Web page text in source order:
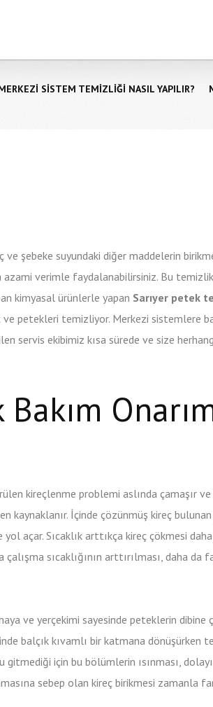
SISTEM TEMIZLIĞI NASIL YAPILIR?
şebeke suyundaki diğer maddelerin
azami verimle faydalanabilirsiniz. Bu
kimyasal ürünlerle yapan Sarıyer petek
petekleri temizliyor. Merkezi sistemlere
servis ekibimiz kısa sürede ve size
kireçlenme problemi aslında çamaşır ve
kaynaklanır. İçinde çözünmüş kireç
açar. Sıcaklık arttıkça kireç çökmesi daha
sıcaklığının arttırılması, daha da
ve yerçekimi sayesinde peteklerin dibine
balçık kıvamlı bir katmana dönüşürken
için bu bölümlerin ısınması,
sebep olan kireç birikmesi zamanla